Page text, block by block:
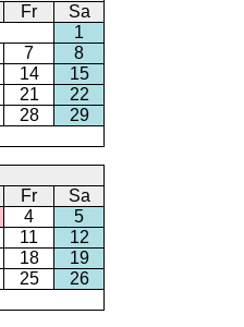
Fr
Sa
1
7
8
14
15
21
22
28
29
Fr
Sa
4
5
11
12
18
19
25
26